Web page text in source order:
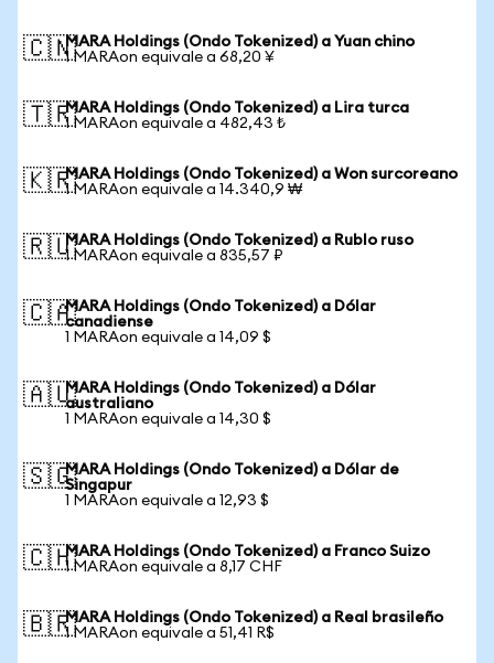
🇨🇳MARA Holdings (Ondo Tokenized) a Yuan chino
1 MARAon equivale a 68,20 ¥
🇹🇷MARA Holdings (Ondo Tokenized) a Lira turca
1 MARAon equivale a 482,43 ₺
🇰🇷MARA Holdings (Ondo Tokenized) a Won surcoreano
1 MARAon equivale a 14.340,9 ₩
🇷🇺MARA Holdings (Ondo Tokenized) a Rublo ruso
1 MARAon equivale a 835,57 ₽
🇨🇦MARA Holdings (Ondo Tokenized) a Dólar
canadiense
1 MARAon equivale a 14,09 $
🇦🇺MARA Holdings (Ondo Tokenized) a Dólar
australiano
1 MARAon equivale a 14,30 $
🇸🇬MARA Holdings (Ondo Tokenized) a Dólar de
Singapur
1 MARAon equivale a 12,93 $
🇨🇭MARA Holdings (Ondo Tokenized) a Franco Suizo
1 MARAon equivale a 8,17 CHF
🇧🇷MARA Holdings (Ondo Tokenized) a Real brasileño
1 MARAon equivale a 51,41 R$